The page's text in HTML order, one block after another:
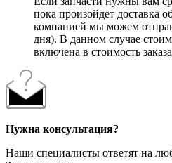
пока произойдет доставка
компанией мы можем
дня). В данном случае
включена в стоимость
Нужна консультация?
Наши специалисты ответят на